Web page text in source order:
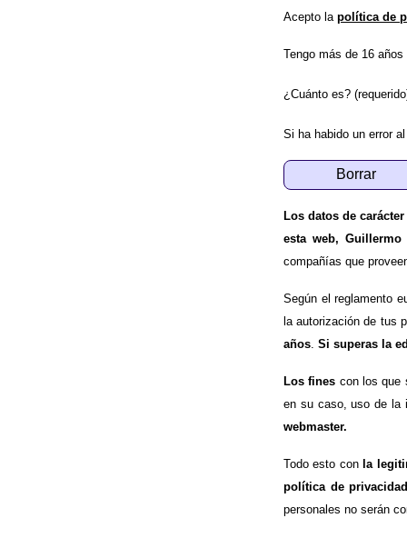
Acepto la política de
Tengo más de 16
¿Cuánto es?
Si ha habido un error
Los datos de carácter
esta web,
compañías que
Según el reglamento
la autorización de tus
años Si superas la
Los fines con los que
en su caso, uso de la
webmaster.
Todo esto con la
política de privacidad
personales no serán